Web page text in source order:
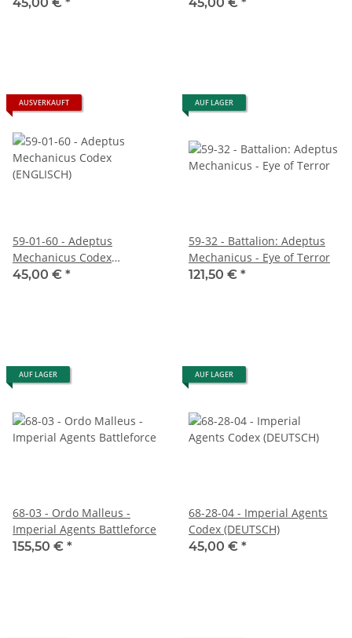
AUSVERKAUFT
59-01-60 - Adeptus
Mechanicus Codex
(ENGLISCH)
45,00 € *
AUF LAGER
59-32 - Battalion: Adeptus
Mechanicus - Eye of Terror
121,50 € *
AUF LAGER
68-03 - Ordo Malleus -
Imperial Agents Battleforce
155,50 € *
AUF LAGER
68-28-04 - Imperial Agents
Codex (DEUTSCH)
45,00 € *